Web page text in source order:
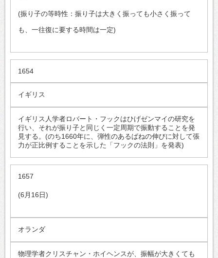
(振り子の等時性：振り子は大きく振っても小さく振って
も、一往復に要する時間は一定)
1654
イギリス
イギリス人学者ロバート・フックはひげゼンマイの研究を
行い、それが振り子と同じく一定周期で振動することを発
見する。(のち1660年に、弾性のあるばねの伸びに対して張
力が正比例することを示した「フックの法則」を発表)
1657
(6月16日)
オランダ
物理学者クリスチャン・ホイヘンスが、振幅が大きくても